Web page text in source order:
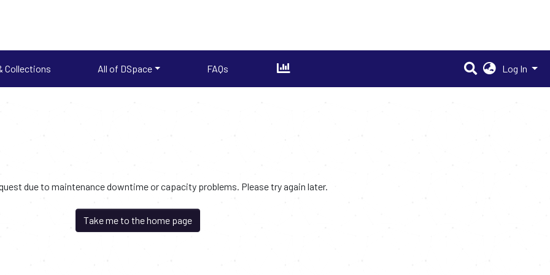
Collections All of DSpace FAQs Log In
due to maintenance downtime or capacity problems. Please try again later.
Take me to the home page